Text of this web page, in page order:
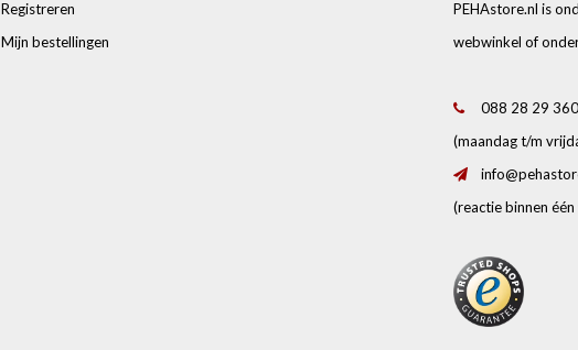
Registreren
Mijn bestellingen
PEHAstore.nl is
webwinkel of
088 28 29 360
(maandag t/m
(reactie binnen